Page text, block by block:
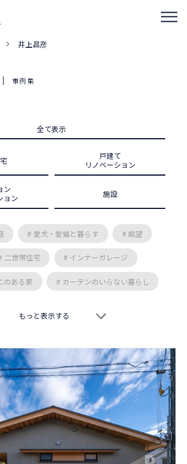
井上昌彦
事例集
全て表示
戸建て
リノベーション
ン
ョン
施設
# 愛犬・愛猫と暮らす # 眺望
二世帯住宅 # インナーガレージ
のある家 # カーテンのいらない暮らし
# 作人 # 岡本一真
間工房 用舎行蔵
ンスタジオ # 安原三郎 # 岸研一
松永康宏 # nLDK
ラ # 傳寶慶子 # 市井洋右
もっと表示する